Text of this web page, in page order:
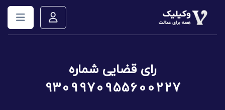
رای قضایی شماره
9309970955600227